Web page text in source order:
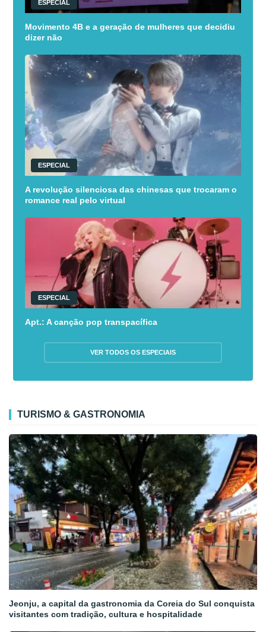
ESPECIAL
Movimento 4B e a geração de mulheres que decidiu
dizer não
ESPECIAL
A revolução silenciosa das chinesas que trocaram o
romance real pelo virtual
ESPECIAL
Apt.: A canção pop transpacífica
VER TODOS OS ESPECIAIS
TURISMO & GASTRONOMIA
Jeonju, a capital da gastronomia da Coreia do Sul conquista
visitantes com tradição, cultura e hospitalidade